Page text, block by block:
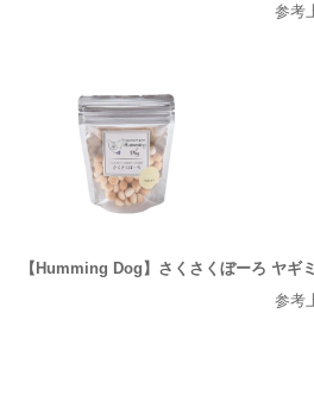
参考
【Humming Dog】さくさくぼーろ ヤギ
参考